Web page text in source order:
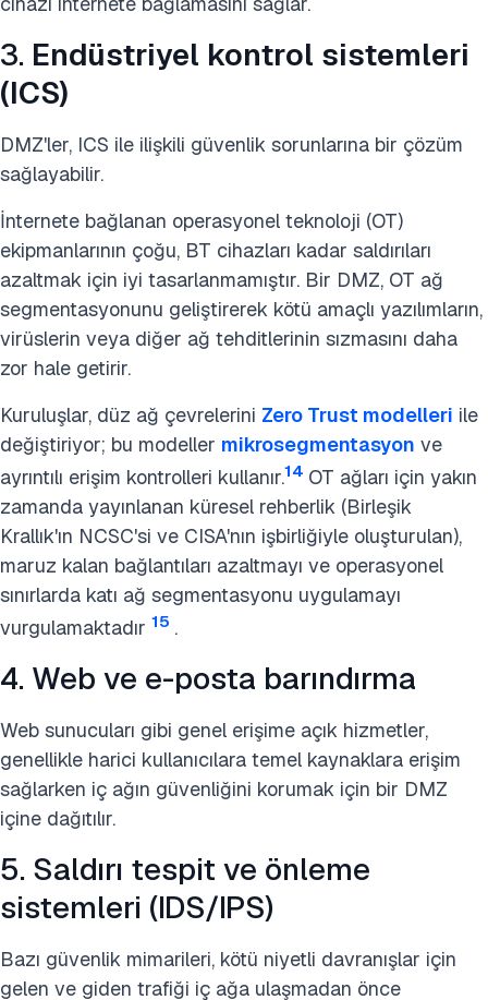
3. Endüstriyel kontrol sistemleri
(ICS)
DMZ'ler, ICS ile ilişkili güvenlik sorunlarına bir çözüm
sağlayabilir.
İnternete bağlanan operasyonel teknoloji (OT)
ekipmanlarının çoğu, BT cihazları kadar saldırıları
azaltmak için iyi tasarlanmamıştır. Bir DMZ, OT ağ
segmentasyonunu geliştirerek kötü amaçlı yazılımların,
virüslerin veya diğer ağ tehditlerinin sızmasını daha
zor hale getirir.
Kuruluşlar, düz ağ çevrelerini Zero Trust modelleri ile
değiştiriyor; bu modeller mikrosegmentasyon ve
ayrıntılı erişim kontrolleri kullanır.14 OT ağları için yakın
zamanda yayınlanan küresel rehberlik (Birleşik
Krallık'ın NCSC'si ve CISA'nın işbirliğiyle oluşturulan),
maruz kalan bağlantıları azaltmayı ve operasyonel
sınırlarda katı ağ segmentasyonu uygulamayı
vurgulamaktadır 15 .
4. Web ve e-posta barındırma
Web sunucuları gibi genel erişime açık hizmetler,
genellikle harici kullanıcılara temel kaynaklara erişim
sağlarken iç ağın güvenliğini korumak için bir DMZ
içine dağıtılır.
5. Saldırı tespit ve önleme
sistemleri (IDS/IPS)
Bazı güvenlik mimarileri, kötü niyetli davranışlar için
gelen ve giden trafiği iç ağa ulaşmadan önce